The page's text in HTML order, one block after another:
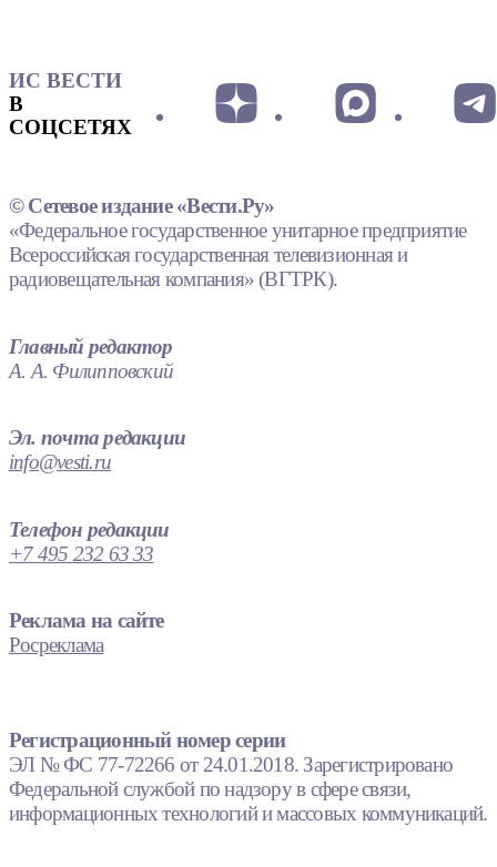
ИС ВЕСТИ
В
СОЦСЕТЯХ
© Сетевое издание «Вести.Ру»
«Федеральное государственное унитарное предприятие
Всероссийская государственная телевизионная и
радиовещательная компания» (ВГТРК).
Главный редактор
А. А. Филипповский
Эл. почта редакции
info@vesti.ru
Телефон редакции
+7 495 232 63 33
Реклама на сайте
Росреклама
Регистрационный номер серии
ЭЛ № ФС 77-72266 от 24.01.2018. Зарегистрировано
Федеральной службой по надзору в сфере связи,
информационных технологий и массовых коммуникаций.